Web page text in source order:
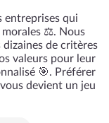
entreprises qui
morales ⚖️. Nous
dizaines de critères
valeurs pour leur
🎯. Préférer
devient un jeu